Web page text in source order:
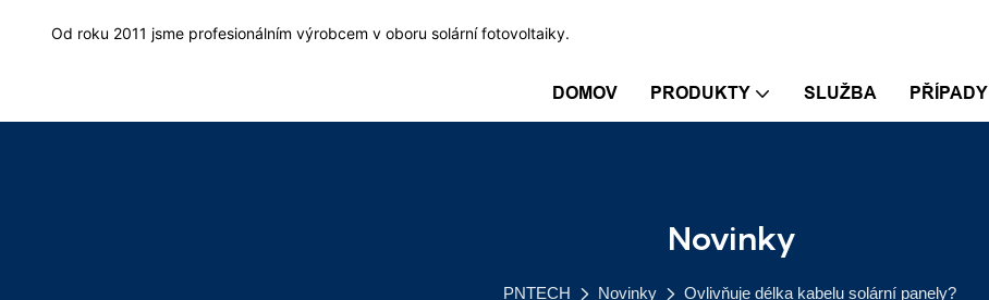
Od roku 2011 jsme profesionálním výrobcem v oboru solární fotovoltaiky.
DOMOV PRODUKTY SLUŽBA PŘÍPADY
Novinky
PNTECH Novinky Ovlivňuje délka kabelu solární panely?